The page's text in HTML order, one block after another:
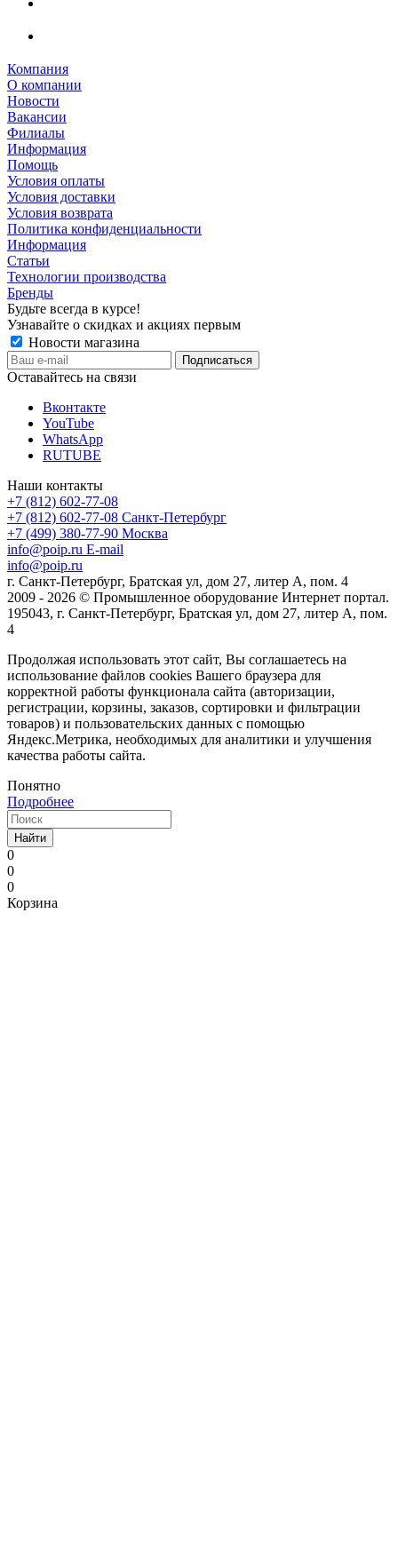
Компания
О компании
Новости
Вакансии
Филиалы
Информация
Помощь
Условия оплаты
Условия доставки
Условия возврата
Политика конфиденциальности
Информация
Статьи
Технологии производства
Бренды
Будьте всегда в курсе!
Узнавайте о скидках и акциях первым
Новости магазина
Оставайтесь на связи
Вконтакте
YouTube
WhatsApp
RUTUBE
Наши контакты
+7 (812) 602-77-08
+7 (812) 602-77-08 Санкт-Петербург
+7 (499) 380-77-90 Москва
info@poip.ru E-mail
info@poip.ru
г. Санкт-Петербург, Братская ул, дом 27, литер А, пом. 4
2009 - 2026 © Промышленное оборудование Интернет портал.
195043, г. Санкт-Петербург, Братская ул, дом 27, литер А, пом.
4
Продолжая использовать этот сайт, Вы соглашаетесь на
использование файлов cookies Вашего браузера для
корректной работы функционала сайта (авторизации,
регистрации, корзины, заказов, сортировки и фильтрации
товаров) и пользовательских данных с помощью
Яндекс.Метрика, необходимых для аналитики и улучшения
качества работы сайта.
Понятно
Подробнее
Найти
0
0
0
Корзина